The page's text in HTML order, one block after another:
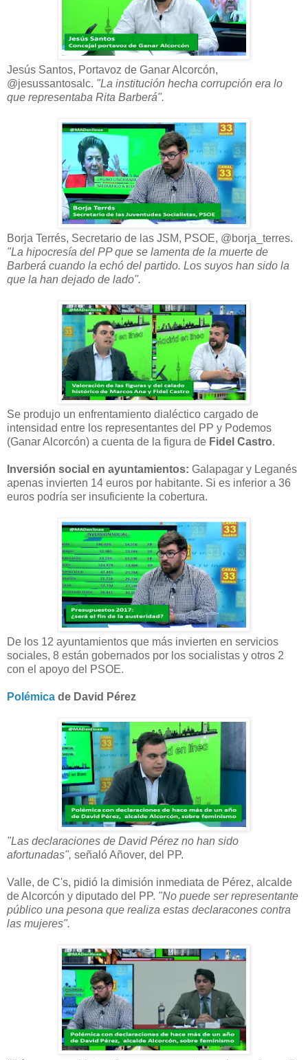
Jesús Santos, Portavoz de Ganar Alcorcón,
@jesussantosalc. "La institución hecha corrupción era lo
que representaba Rita Barberá".
Borja Terrés, Secretario de las JSM, PSOE, @borja_terres.
"La hipocresía del PP que se lamenta de la muerte de
Barberá cuando la echó del partido. Los suyos han sido la
que la han dejado de lado".
Se produjo un enfrentamiento dialéctico cargado de
intensidad entre los representantes del PP y Podemos
(Ganar Alcorcón) a cuenta de la figura de Fidel Castro.
Inversión social en ayuntamientos: Galapagar y Leganés
apenas invierten 14 euros por habitante. Si es inferior a 36
euros podría ser insuficiente la cobertura.
De los 12 ayuntamientos que más invierten en servicios
sociales, 8 están gobernados por los socialistas y otros 2
con el apoyo del PSOE.
Polémica de David Pérez
"Las declaraciones de David Pérez no han sido
afortunadas", señaló Añover, del PP.
Valle, de C's, pidió la dimisión inmediata de Pérez, alcalde
de Alcorcón y diputado del PP. "No puede ser representante
público una pesona que realiza estas declaracones contra
las mujeres".